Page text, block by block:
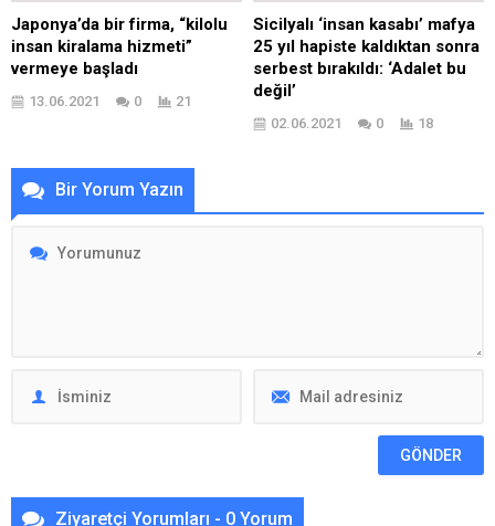
Japonya’da bir firma, “kilolu
insan kiralama hizmeti”
vermeye başladı
13.06.2021 0 21
Sicilyalı ‘insan kasabı’ mafya
25 yıl hapiste kaldıktan sonra
serbest bırakıldı: ‘Adalet bu
değil’
02.06.2021 0 18
Bir Yorum Yazın
Ziyaretçi Yorumları - 0 Yorum